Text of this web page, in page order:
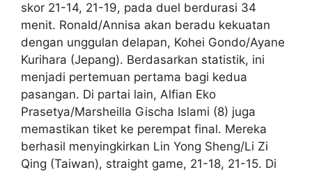
skor 21-14, 21-19, pada duel berdurasi 34
menit. Ronald/Annisa akan beradu kekuatan
dengan unggulan delapan, Kohei Gondo/Ayane
Kurihara (Jepang). Berdasarkan statistik, ini
menjadi pertemuan pertama bagi kedua
pasangan. Di partai lain, Alfian Eko
Prasetya/Marsheilla Gischa Islami (8) juga
memastikan tiket ke perempat final. Mereka
berhasil menyingkirkan Lin Yong Sheng/Li Zi
Qing (Taiwan), straight game, 21-18, 21-15. Di